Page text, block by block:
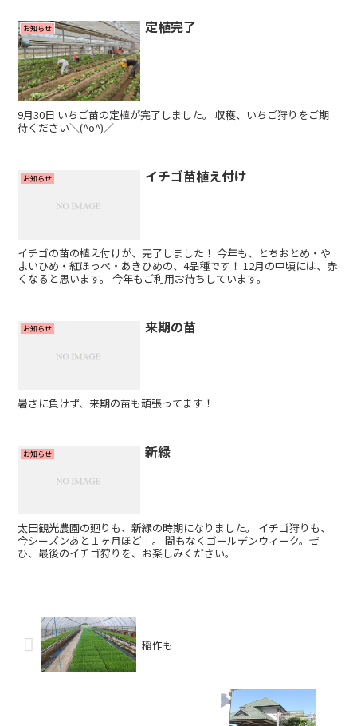
お知らせ 定植完了
9月30日 いちご苗の定植が完了しました。 収穫、いちご狩りをご期
待ください＼(^o^)／
お知らせ イチゴ苗植え付け
イチゴの苗の植え付けが、完了しました！ 今年も、とちおとめ・や
よいひめ・紅ほっぺ・あきひめの、4品種です！ 12月の中頃には、赤
くなると思います。 今年もご利用お待ちしています。
お知らせ 来期の苗
暑さに負けず、来期の苗も頑張ってます！
お知らせ 新緑
太田観光農園の廻りも、新緑の時期になりました。 イチゴ狩りも、
今シーズンあと１ヶ月ほど…。 間もなくゴールデンウィーク。ぜ
ひ、最後のイチゴ狩りを、お楽しみください。
稲作も